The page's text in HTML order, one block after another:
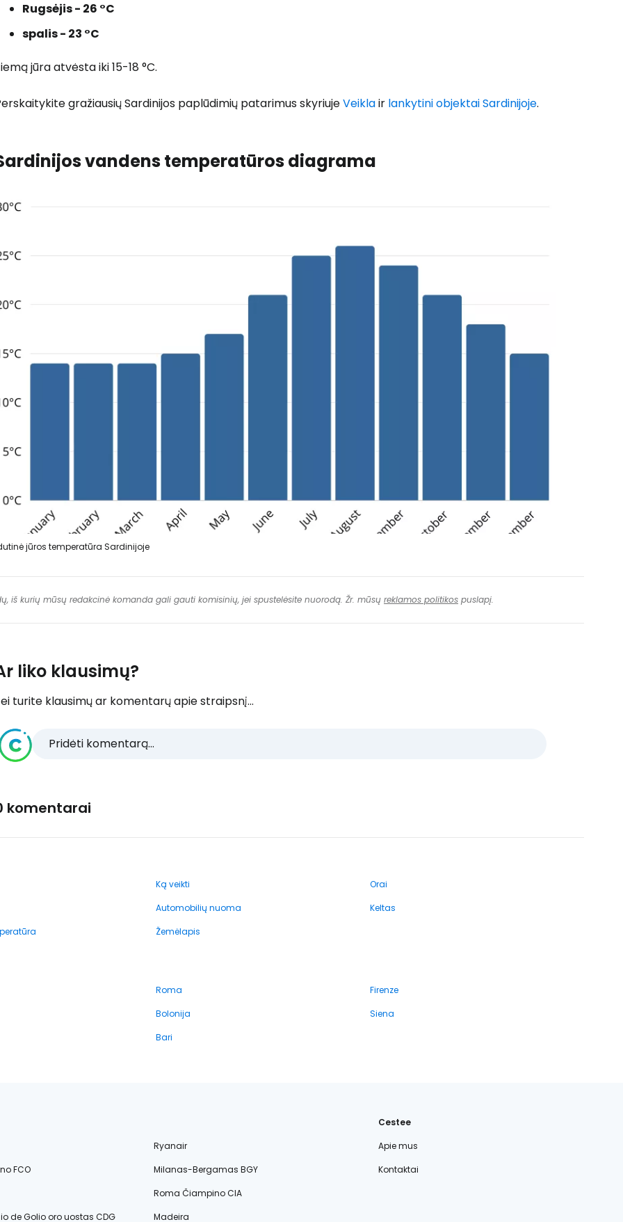
Rugsėjis - 26 °C
spalis - 23 °C
jūra atvėsta iki 15-18 °C.
gražiausių Sardinijos paplūdimių patarimus skyriujeVeiklair lankytini objektai Sardinijoje.
vandens temperatūros diagrama
jūros temperatūra Sardinijoje
iš kurių mūsų redakcinė komanda gali gauti komisinių, jei spustelėsite nuorodą. Žr. mūsų reklamos politikos puslapį.
liko klausimų?
turite klausimų ar komentarų apie straipsnį...
Pridėti komentarą...
komentarai
Ką veikti
Orai
Automobilių nuoma
Keltas
Žemėlapis
Roma
Firenze
Bolonija
Siena
Bari
Ryanair
FCO
Milanas-Bergamas BGY
Roma Čiampino CIA
de Golio oro uostas CDG
Madeira
Cestee
Apie mus
Kontaktai
Tęsti su Facebook
Tęsti el. paštu